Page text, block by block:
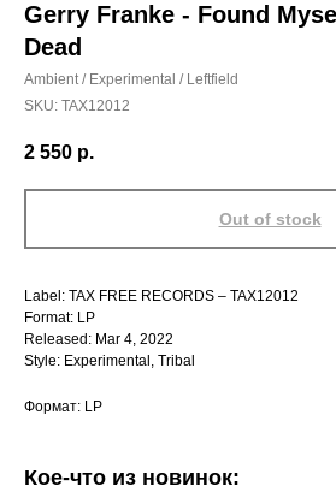
Gerry Franke - Found
Dead
Ambient / Experimental / Leftfield
SKU: TAX12012
2 550 р.
Out of stock
Label: TAX FREE RECORDS – TAX12012
Format: LP
Released: Mar 4, 2022
Style: Experimental, Tribal
Формат: LP
Кое-что из новинок: